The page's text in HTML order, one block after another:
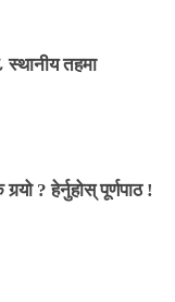
स्थानीय तहमा
? हेर्नुहोस् पूर्णपाठ !